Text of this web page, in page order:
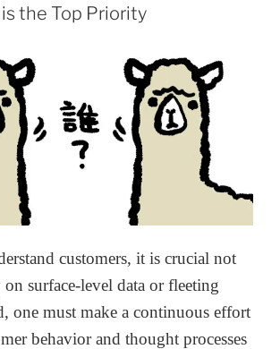
the Top Priority
customers, it is crucial not
surface-level data or fleeting
one must make a continuous effort
behavior and thought processes